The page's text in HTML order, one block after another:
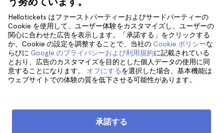
Hellotickets はファーストパーティーおよびサードパーティーの
Cookie を使用して、ユーザー体験をカスタマイズし、ユーザーの
関心に合わせた広告を表示します。「承諾する」をクリックする
か、Cookie の設定を調整することで、当社の Cookie ポリシーな
らびに Google のプライバシーおよび利用規約に記載されている
とおり、広告のカスタマイズを目的とした個人データの使用に同
意することになります。 オフにするを選択した場合、基本機能は
ウェブサイトでの体験の質を低下させる可能性があります。
承諾する
法律相談
cookie
サポート
サポート
お問い合わせ
フォローしてください